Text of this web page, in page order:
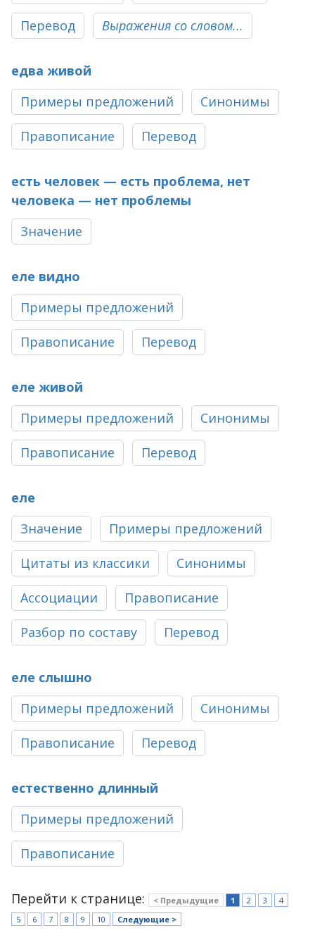
Перевод Выражения со словом...
едва живой
Примеры предложений
Синонимы
Правописание Перевод
есть человек — есть проблема, нет
человека — нет проблемы
Значение
еле видно
Примеры предложений
Правописание Перевод
еле живой
Примеры предложений
Синонимы
Правописание Перевод
еле
Значение
Примеры предложений
Цитаты из классики Синонимы
Ассоциации Правописание
Разбор по составу Перевод
еле слышно
Примеры предложений
Синонимы
Правописание Перевод
естественно длинный
Примеры предложений
Правописание
Перейти к странице: < Предыдущие 1 2 3
4
5
6 7 8 9 10 Следующие >